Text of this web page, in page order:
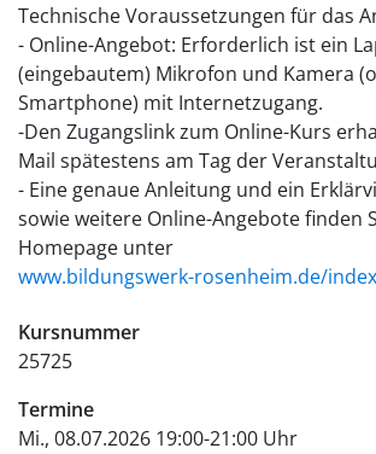
Technische Voraussetzungen für das
- Online-Angebot: Erforderlich ist ein
(eingebautem) Mikrofon und Kamera
Smartphone) mit Internetzugang.
-Den Zugangslink zum Online-Kurs
Mail spätestens am Tag der
- Eine genaue Anleitung und ein
sowie weitere Online-Angebote finden
Homepage unter
www.bildungswerk-rosenheim.de/
Kursnummer
25725
Termine
Mi., 08.07.2026 19:00-21:00 Uhr